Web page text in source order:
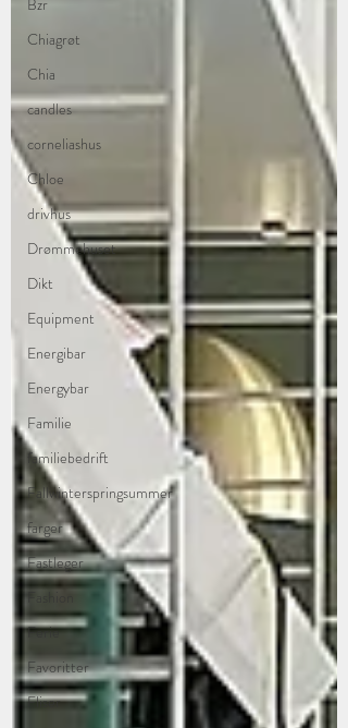
Bzr
Chiagrøt
Chia
candles
corneliashus
Chloe
drivhus
Drømmehuset
Dikt
Equipment
Energibar
Energybar
Familie
familiebedrift
Fallwinterspringsummer
farger
Fastleger
Ferie
Favoritter
Fliser